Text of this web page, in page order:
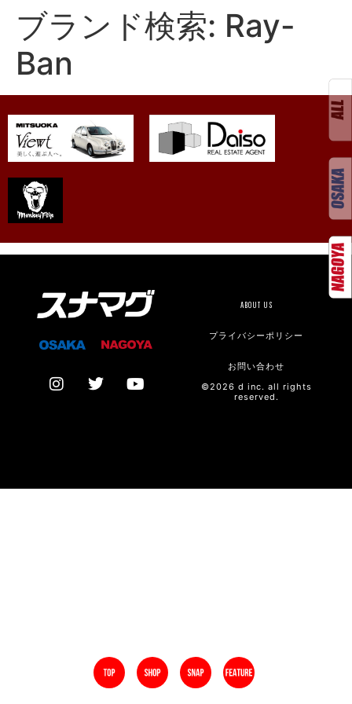
ブランド検索: Ray-
Ban
ABOUT US
プライバシーポリシー
お問い合わせ
©2026 d inc. all rights
reserved.